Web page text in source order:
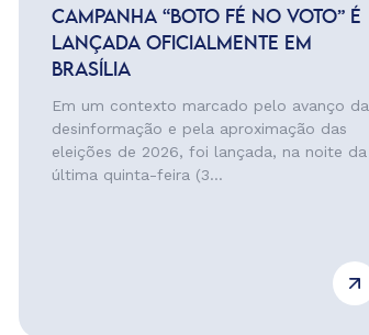
CAMPANHA “BOTO FÉ NO VOTO” É
LANÇADA OFICIALMENTE EM
BRASÍLIA
Em um contexto marcado pelo avanço da
desinformação e pela aproximação das
eleições de 2026, foi lançada, na noite da
última quinta-feira (3...